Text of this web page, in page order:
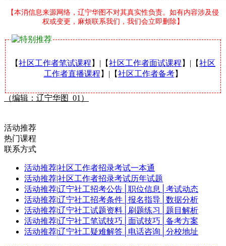
【本消信息来源网络，辽宁华图不对其真实性负责。如有内容涉及侵
权或变更，麻烦联系我们，我们会立即删除】
【社区工作者笔试课程 】|【社区工作者面试课程 】|【社区
工作者直播课程 】|【社区工作者备考】
（编辑：辽宁华图_01）
活动推荐
热门课程
联系方式
活动推荐|社区工作者招录考试一本通
活动推荐|社区工作者招录考试历年试题
活动推荐|辽宁社工招考公告│职位信息│考试动态
活动推荐|辽宁社工招考条件│报名指导│数据分析
活动推荐|辽宁社工试题资料│刷题练习│题目解析
活动推荐|辽宁社工笔试技巧│面试技巧│备考方案
活动推荐|辽宁社工疑难解答│电话咨询│分校地址